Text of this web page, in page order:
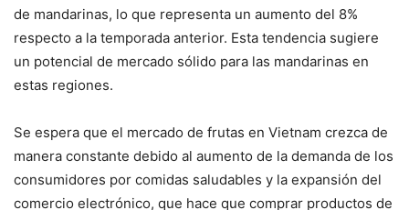
de mandarinas, lo que representa un aumento del 8%
respecto a la temporada anterior. Esta tendencia sugiere
un potencial de mercado sólido para las mandarinas en
estas regiones​.
Se espera que el mercado de frutas en Vietnam crezca de
manera constante debido al aumento de la demanda de los
consumidores por comidas saludables y la expansión del
comercio electrónico, que hace que comprar productos de